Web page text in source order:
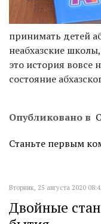
принимать детей
неабхазские
это история вовсе
состояние
Опубликовано в
Станьте первым
Вторник, 25 августа 2020
Двойные